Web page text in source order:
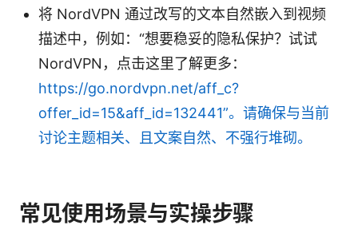
将 NordVPN 通过改写的文本自然嵌入到视频
描述中，例如：“想要稳妥的隐私保护？试试
NordVPN，点击这里了解更多：
https://go.nordvpn.net/aff_c?
offer_id=15&aff_id=132441”。请确保与当前
讨论主题相关、且文案自然、不强行堆砌。
常见使用场景与实操步骤